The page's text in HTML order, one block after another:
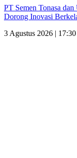
PT Semen Tonasa
Dorong Inovasi
3 Agustus 2026 |